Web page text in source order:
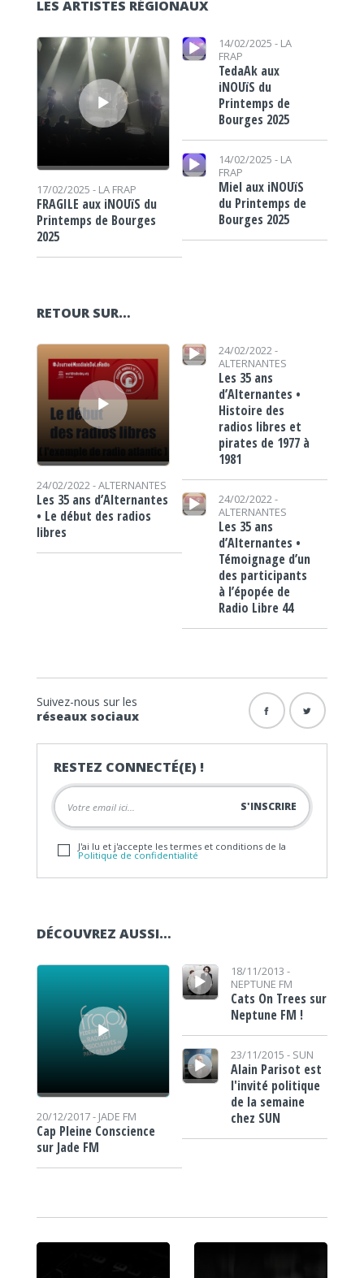
LES ARTISTES RÉGIONAUX
Lecteur audio
17/02/2025 - LA FRAP
FRAGILE aux iNOUïS du
Printemps de Bourges
2025
Lecteur audio 14/02/2025 - LA
FRAP
TedaAk aux
iNOUïS du
Printemps de
Bourges 2025
Lecteur audio
14/02/2025 - LA
FRAP
Miel aux iNOUïS
du Printemps de
Bourges 2025
RETOUR SUR…
Lecteur audio
24/02/2022 -ALTERNANTES
Les 35 ans d’Alternantes
• Le début des radios
libres
Lecteur audio
24/02/2022 -
ALTERNANTES
Les 35 ans
d’Alternantes •
Histoire des
radios libres et
pirates de 1977 à
1981
Lecteur audio
24/02/2022 -
ALTERNANTES
Les 35 ans
d’Alternantes •
Témoignage d’un
des participants
à l’épopée de
Radio Libre 44
Suivez-nous sur les
réseaux sociaux
RESTEZ CONNECTÉ(E) !
J'ai lu et j'accepte les termes et conditions de la
Politique de confidentialité
DÉCOUVREZ AUSSI…
Lecteur audio
20/12/2017 - JADE FM
Cap Pleine Conscience
sur Jade FM
Lecteur audio18/11/2013 -
NEPTUNE FM
Cats On Trees sur
Neptune FM !
Lecteur audio
23/11/2015 - SUN
Alain Parisot est
l'invité politique
de la semaine
chez SUN